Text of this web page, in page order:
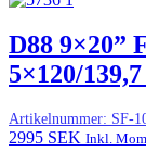
D88 9×20”
5×120/
Artikelnummer: SF-
2995 SEK Inkl.